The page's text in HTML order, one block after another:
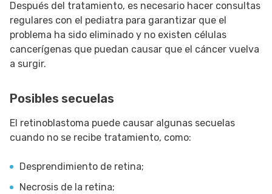
Después del tratamiento, es necesario hacer consultas
regulares con el pediatra para garantizar que el
problema ha sido eliminado y no existen células
cancerígenas que puedan causar que el cáncer vuelva
a surgir.
Posibles secuelas
El retinoblastoma puede causar algunas secuelas
cuando no se recibe tratamiento, como:
Desprendimiento de retina;
Necrosis de la retina;